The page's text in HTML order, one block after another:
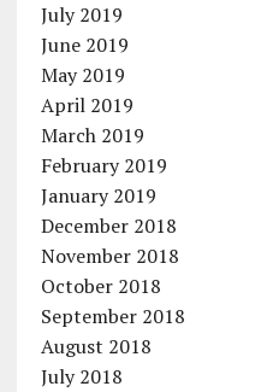
July 2019
June 2019
May 2019
April 2019
March 2019
February 2019
January 2019
December 2018
November 2018
October 2018
September 2018
August 2018
July 2018